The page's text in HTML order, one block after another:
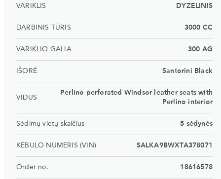
VARIKLIS DYZELINIS
DARBINIS TŪRIS 3000 CC
VARIKLIO GALIA 300 AG
IŠORĖ Santorini Black
VIDUS
Perlino perforated Windsor leather seats with
Perlino interior
Sėdimų vietų skaičius 5 sėdynės
KĖBULO NUMERIS (VIN) SALKA9BWXTA378071
Order no. 18616578